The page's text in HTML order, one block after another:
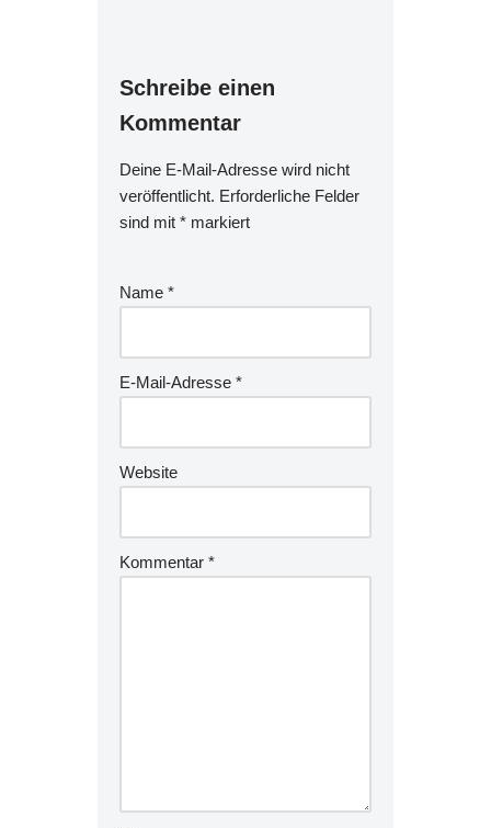
Schreibe einen
Kommentar
Deine E-Mail-Adresse wird nicht
veröffentlicht. Erforderliche Felder
sind mit * markiert
Name *
E-Mail-Adresse *
Website
Kommentar *